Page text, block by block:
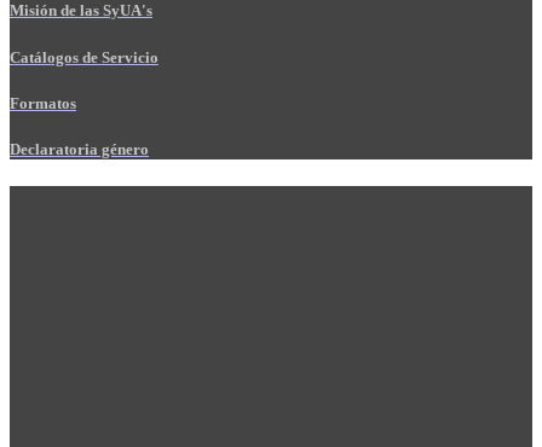
Misión de las SyUA's
Catálogos de Servicio
Formatos
Declaratoria género